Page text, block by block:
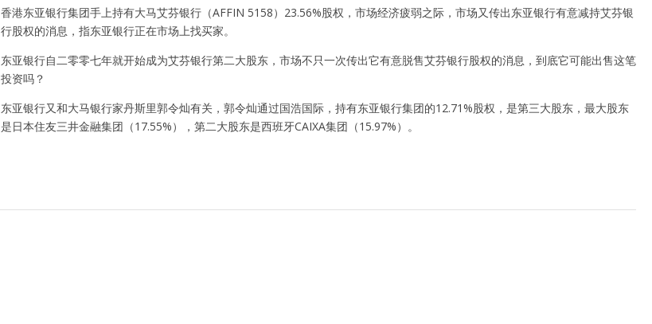
香港东亚银行集团手上持有大马艾芬银行（AFFIN 5158）23.56%股权，市场经济疲弱之际，市场又传出东亚银行有意减持艾芬银
行股权的消息，指东亚银行正在市场上找买家。
东亚银行自二零零七年就开始成为艾芬银行第二大股东，市场不只一次传出它有意脱售艾芬银行股权的消息，到底它可能出售这笔
投资吗？
东亚银行又和大马银行家丹斯里郭令灿有关，郭令灿通过国浩国际，持有东亚银行集团的12.71%股权，是第三大股东，最大股东
是日本住友三井金融集团（17.55%），第二大股东是西班牙CAIXA集团（15.97%）。